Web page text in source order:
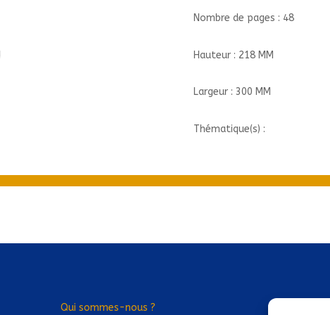
ANombre de pages : 48
Hauteur : 218 MM
Largeur : 300 MM
Thématique(s) :
Qui sommes-nous ?